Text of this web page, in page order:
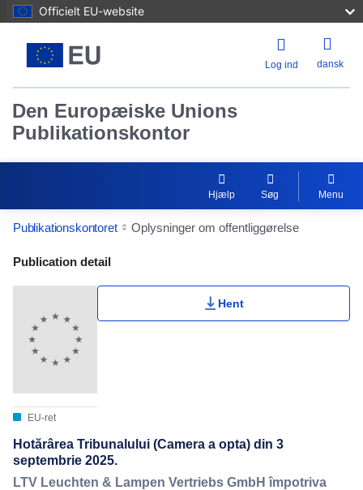
Officielt EU-website
Log ind dansk
Den Europæiske Unions
Publikationskontor
Hjælp Søg Menu
Publikationskontoret Oplysninger om offentliggørelse
Publication Detail Actions Portlet
Publication detail
EU-ret
Hent
Hotărârea Tribunalului (Camera a opta) din 3
septembrie 2025.
LTV Leuchten & Lampen Vertriebs GmbH împotriva